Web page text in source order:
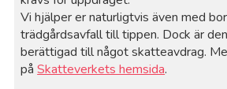
Vi hjälper er naturligtvis även med
trädgårdsavfall till tippen. Dock är
berättigad till något skatteavdrag.
påSkatteverkets hemsida.